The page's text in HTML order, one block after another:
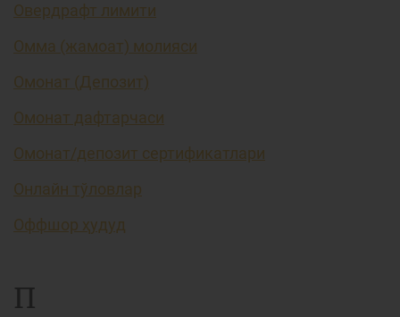
Овердрафт лимити
Омма (жамоат) молияси
Омонат (Депозит)
Омонат дафтарчаси
Омонат/депозит сертификатлари
Онлайн тўловлар
Оффшор ҳудуд
П